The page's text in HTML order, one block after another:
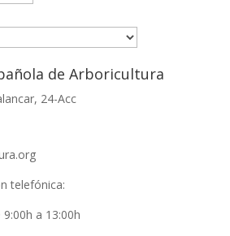
de Arboricultura
24-Acc
telefónica:
a 13:00h